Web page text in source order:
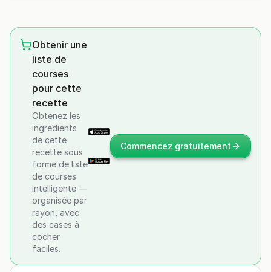
Obtenir une
liste de
courses
pour cette
recette
Obtenez les
ingrédients
de cette
recette sous
forme de liste
de courses
intelligente —
organisée par
rayon, avec
des cases à
cocher
faciles.
Commencez gratuitement